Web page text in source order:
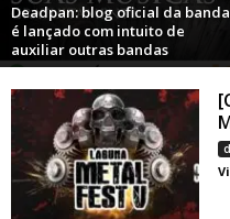
Deadpan: blog oficial da banda
é lançado com intuito de
auxiliar outras bandas